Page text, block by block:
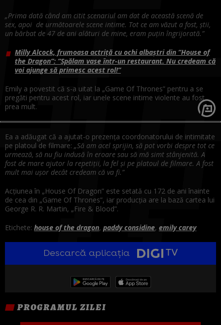
„Prima dată când am citit scenariul am dat de această scenă de
sex, apoi de următoarele scene intime. Tot ce am văzut a fost, știi,
un bărbat de 47 de ani alături de mine, eram puțin îngrijorată.”
Milly Alcock, frumoasa actriță cu ochi albaștri din ”House of
the Dragon”: ”Spălam vase într-un restaurant. Nu credeam că
voi ajunge să primesc acest rol!”
Emily a povestit că s-a uitat la „Game Of Thrones” pentru a se
pregăti pentru acest rol, iar unele scene intime violente au fost
prea mult.
Ea a adăugat că a ajutat-o prezența coordonatorului de intimitate
pe platoul de filmare: „Să am acel sprijin, să pot vorbi despre tot ce
urmează, să nu fiu indusă în eroare sau să mă simt stânjenită. A
fost de mare ajutor la repetiții, la fel și pe platoul de filmare. A fost
mult mai ușor decât credeam că va fi.”
Acțiunea în „House Of Dragon” este setată cu 172 de ani înainte
de cea din „Game Of Thrones”, iar producția are la bază cartea lui
George R. R. Martin, „Fire & Blood”.
Etichete: house of the dragon, paddy considine, emily carey
Descarcă aplicația
PROGRAMUL ZILEI